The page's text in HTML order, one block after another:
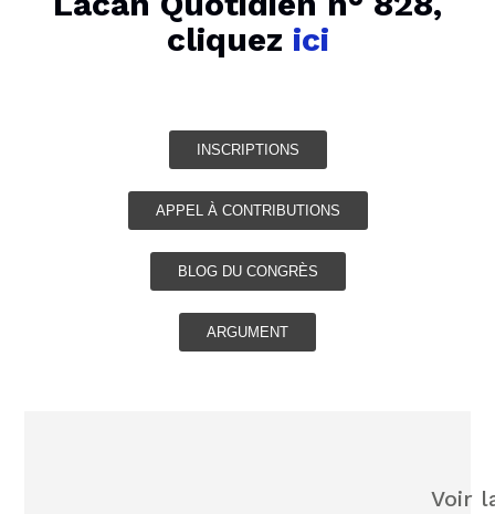
cliquez ici
INSCRIPTIONS
APPEL À CONTRIBUTIONS
BLOG DU CONGRÈS
ARGUMENT
Voir